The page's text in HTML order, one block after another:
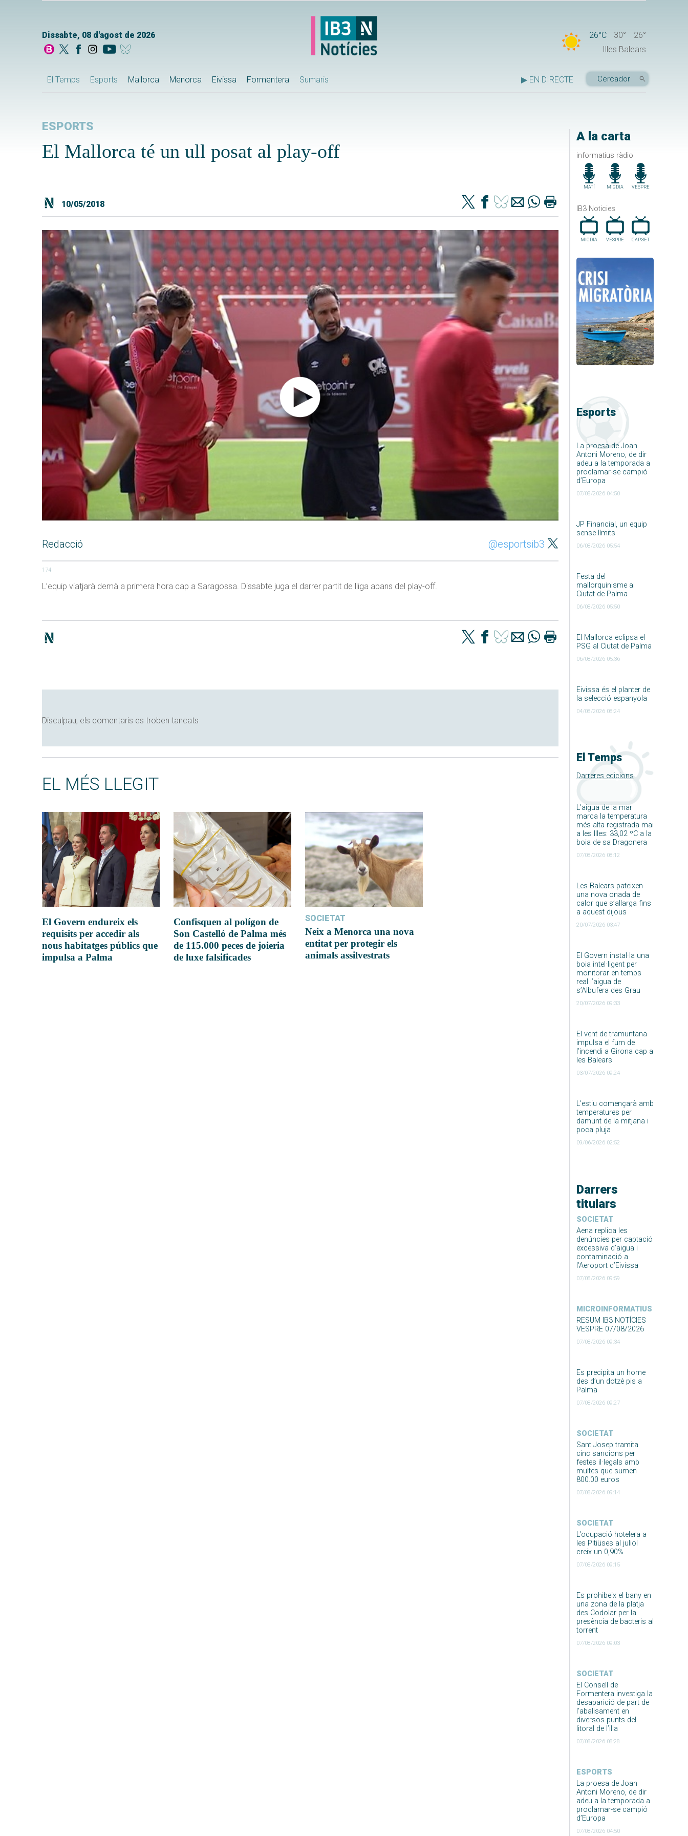
Dissabte, 08 d'agost de 2026 26°C 30°
26°
Illes Balears
El Temps Esports Mallorca Menorca Eivissa Formentera Sumaris ▶ EN DIRECTE
A la carta
informatius ràdio
MATÍ MIGDIA VESPRE
IB3 Noticies
MIGDIA VESPRE CAP.SET
Esports
La proesa de Joan
Antoni Moreno, de dir
adeu a la temporada a
proclamar-se campió
d’Europa
07/08/2026 04:50
JP Financial, un equip
sense límits
06/08/2026 05:54
Festa del
mallorquinisme al
Ciutat de Palma
06/08/2026 05:50
El Mallorca eclipsa el
PSG al Ciutat de Palma
06/08/2026 05:36
Eivissa és el planter de
la selecció espanyola
04/08/2026 08:24
El Temps
Darreres edicions
L’aigua de la mar
marca la temperatura
més alta registrada mai
a les Illes: 33,02 ºC a la
boia de sa Dragonera
07/08/2026 08:12
Les Balears pateixen
una nova onada de
calor que s’allarga fins
a aquest dijous
20/07/2026 03:47
El Govern instal·la una
boia intel·ligent per
monitorar en temps
real l’aigua de
s’Albufera des Grau
20/07/2026 09:33
El vent de tramuntana
impulsa el fum de
l’incendi a Girona cap a
les Balears
03/07/2026 09:24
L’estiu començarà amb
temperatures per
damunt de la mitjana i
poca pluja
09/06/2026 02:52
Darrers
titulars
SOCIETAT
Aena replica les
denúncies per captació
excessiva d’aigua i
contaminació a
l’Aeroport d’Eivissa
07/08/2026 09:59
MICROINFORMATIUS
RESUM IB3 NOTÍCIES
VESPRE 07/08/2026
07/08/2026 09:34
Es precipita un home
des d’un dotzè pis a
Palma
07/08/2026 09:27
SOCIETAT
Sant Josep tramita
cinc sancions per
festes il·legals amb
multes que sumen
800.00 euros
07/08/2026 09:14
SOCIETAT
L’ocupació hotelera a
les Pitiüses al juliol
creix un 0,90%
07/08/2026 09:15
Es prohibeix el bany en
una zona de la platja
des Codolar per la
presència de bacteris al
torrent
07/08/2026 09:03
SOCIETAT
El Consell de
Formentera investiga la
desaparició de part de
l’abalisament en
diversos punts del
litoral de l’illa
07/08/2026 08:28
ESPORTS
La proesa de Joan
Antoni Moreno, de dir
adeu a la temporada a
proclamar-se campió
d’Europa
07/08/2026 04:50
ESPORTS
El Mallorca té un ull posat al play-off
10/05/2018
Redacció @esportsib3
174
L’equip viatjarà demà a primera hora cap a Saragossa. Dissabte juga el darrer partit de lliga abans del play-off.
Disculpau, els comentaris es troben tancats
EL MÉS LLEGIT
El Govern endureix els
requisits per accedir als
nous habitatges públics que
impulsa a Palma
Confisquen al polígon de
Son Castelló de Palma més
de 115.000 peces de joieria
de luxe falsificades
SOCIETAT
Neix a Menorca una nova
entitat per protegir els
animals assilvestrats